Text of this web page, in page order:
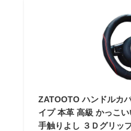
ZATOOTO ハンドルカ
イプ 本革 高級 かっこ
手触りよし ３Ｄグリッ